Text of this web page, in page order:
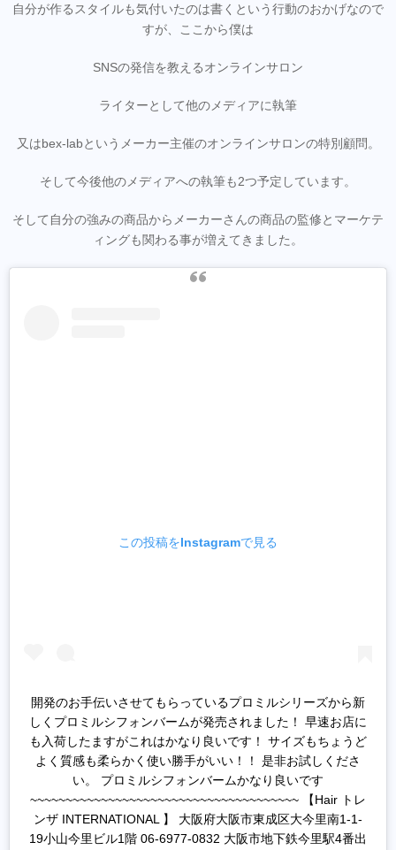
自分が作るスタイルも気付いたのは書くという行動のおかげなので
すが、ここから僕は
SNSの発信を教えるオンラインサロン
ライターとして他のメディアに執筆
又はbex-labというメーカー主催のオンラインサロンの特別顧問。
そして今後他のメディアへの執筆も2つ予定しています。
そして自分の強みの商品からメーカーさんの商品の監修とマーケテ
ィングも関わる事が増えてきました。
この投稿をInstagramで見る
開発のお手伝いさせてもらっているプロミルシリーズから新
しくプロミルシフォンバームが発売されました！ 早速お店に
も入荷したますがこれはかなり良いです！ サイズもちょうど
よく質感も柔らかく使い勝手がいい！！ 是非お試しくださ
い。 プロミルシフォンバームかなり良いです
~~~~~~~~~~~~~~~~~~~~~~~~~~~~~~~~~~~~~~ 【Hair トレ
ンザ INTERNATIONAL 】 大阪府大阪市東成区大今里南1-1-
19小山今里ビル1階 06-6977-0832 大阪市地下鉄今里駅4番出